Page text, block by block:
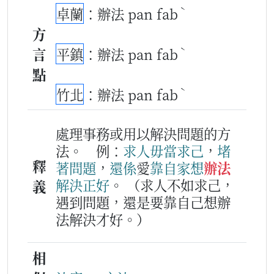
方
言
點
卓蘭 ：辦法 pan fab ˋ
平鎮 ：辦法 pan fab ˋ
竹北 ：辦法 pan fab ˋ
釋
義
處理事務或用以解決問題的方
法。
例： 求人毋當求己 ， 堵
著問題 ， 還係愛靠自家想辦法
解決正好 。
（求人不如求己，
遇到問題，還是要靠自己想辦
法解決才好。）
相